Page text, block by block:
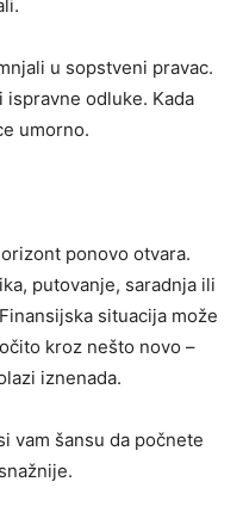
u sopstveni pravac.
ispravne odluke. Kada
umorno.
ponovo otvara.
putovanje, saradnja ili
situacija može
kroz nešto novo –
iznenada.
vam šansu da počnete